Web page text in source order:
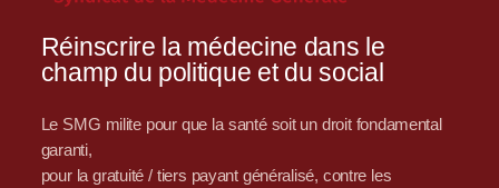
Réinscrire la médecine dans le
champ du politique et du social
Le SMG milite pour que la santé soit un droit fondamental
garanti,
pour la gratuité / tiers payant généralisé, contre les